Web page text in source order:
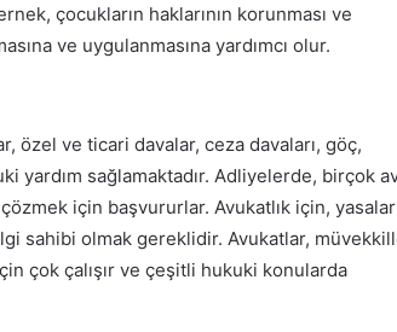
çocukların haklarının korunması ve
ve uygulanmasına yardımcı olur.
özel ve ticari davalar, ceza davaları, göç,
yardım sağlamaktadır. Adliyelerde, birçok
için başvururlar. Avukatlık için,
sahibi olmak gereklidir. Avukatlar,
çok çalışır ve çeşitli hukuki konularda